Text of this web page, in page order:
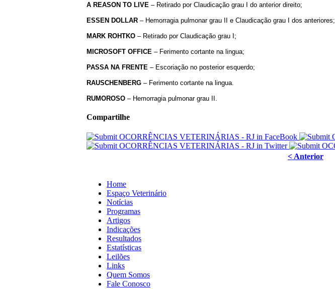
A REASON TO LIVE – Retirado por Claudicação grau I do anterior direito;
ESSEN DOLLAR – Hemorragia pulmonar grau II e Claudicação grau I dos anteriores;
MARK ROHTKO – Retirado por Claudicação grau I;
MICROSOFT OFFICE – Ferimento cortante na lingua;
PASSA NA FRENTE – Escoriação no posterior esquerdo;
RAUSCHENBERG – Ferimento cortante na lingua.
RUMOROSO – Hemorragia pulmonar grau II.
Compartilhe
< Anterior
Home
Espaço Veterinário
Notícias
Programas
Artigos
Indicações
Resultados
Estatísticas
Leilões
Links
Quem Somos
Fale Conosco